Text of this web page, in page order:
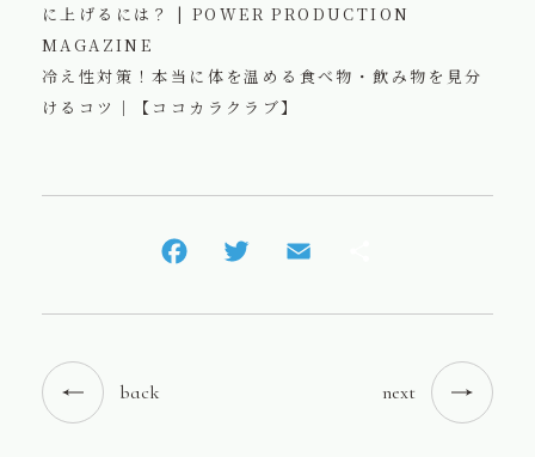
に上げるには？ | POWER PRODUCTION
MAGAZINE
冷え性対策！本当に体を温める食べ物・飲み物を見分
けるコツ｜【ココカラクラブ】
back next